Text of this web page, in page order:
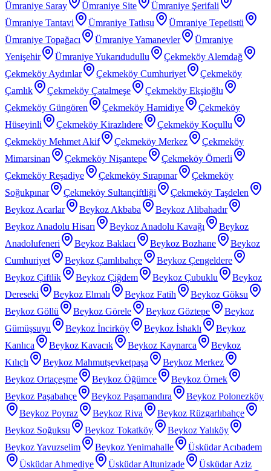
Ümraniye Saray
Ümraniye Site
Ümraniye Şerifali
Ümraniye Tantavi
Ümraniye Tatlısu
Ümraniye Tepeüstü
Ümraniye Topağacı
Ümraniye Yamanevler
Ümraniye
Yenişehir
Ümraniye Yukarıdudullu
Çekmeköy Alemdağ
Çekmeköy Aydınlar
Çekmeköy Cumhuriyet
Çekmeköy
Çamlık
Çekmeköy Çatalmeşe
Çekmeköy Ekşioğlu
Çekmeköy Güngören
Çekmeköy Hamidiye
Çekmeköy
Hüseyinli
Çekmeköy Kirazlıdere
Çekmeköy Koçullu
Çekmeköy Mehmet Akif
Çekmeköy Merkez
Çekmeköy
Mimarsinan
Çekmeköy Nişantepe
Çekmeköy Ömerli
Çekmeköy Reşadiye
Çekmeköy Sırapınar
Çekmeköy
Soğukpınar
Çekmeköy Sultançiftliği
Çekmeköy Taşdelen
Beykoz Acarlar
Beykoz Akbaba
Beykoz Alibahadır
Beykoz Anadolu Hisarı
Beykoz Anadolu Kavağı
Beykoz
Anadolufeneri
Beykoz Baklacı Beykoz Bozhane
Beykoz
Cumhuriyet
Beykoz Çamlıbahçe
Beykoz Çengeldere
Beykoz Çiftlik
Beykoz Çiğdem Beykoz Çubuklu
Beykoz
Dereseki
Beykoz Elmalı Beykoz Fatih
Beykoz Göksu
Beykoz Göllü
Beykoz Görele Beykoz Göztepe
Beykoz
Gümüşsuyu
Beykoz İncirköy Beykoz İshaklı
Beykoz
Kanlıca
Beykoz Kavacık Beykoz Kaynarca
Beykoz
Kılıçlı
Beykoz Mahmutşevketpaşa
Beykoz Merkez
Beykoz Ortaçeşme
Beykoz Öğümce
Beykoz Örnek
Beykoz Paşabahçe
Beykoz Paşamandıra
Beykoz Polonezköy
Beykoz Poyraz
Beykoz Riva
Beykoz Rüzgarlıbahçe
Beykoz Soğuksu
Beykoz Tokatköy
Beykoz Yalıköy
Beykoz Yavuzselim
Beykoz Yenimahalle
Üsküdar Acıbadem
Üsküdar Ahmediye
Üsküdar Altunizade Üsküdar Aziz